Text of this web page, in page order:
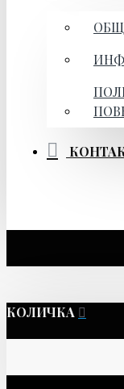
КОЛИЧКА